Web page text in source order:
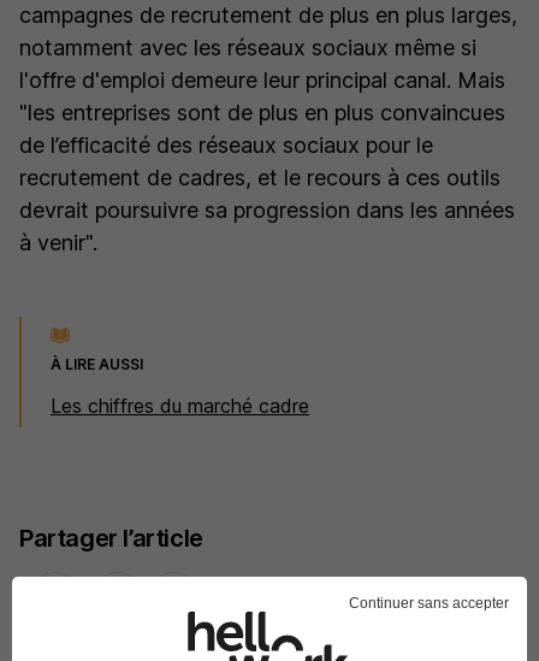
campagnes de recrutement de plus en plus larges,
notamment avec les réseaux sociaux même si
l'offre d'emploi demeure leur principal canal. Mais
"les entreprises sont de plus en plus convaincues
de l’efficacité des réseaux sociaux pour le
recrutement de cadres, et le recours à ces outils
devrait poursuivre sa progression dans les années
à venir".
À LIRE AUSSI
Les chiffres du marché cadre
Partager l’article
Linkedin
Continuer sans accepter